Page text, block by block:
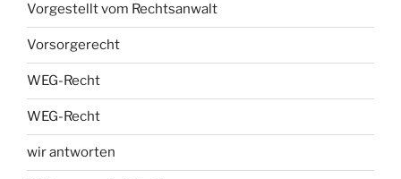
Vorgestellt vom Rechtsanwalt
Vorsorgerecht
WEG-Recht
WEG-Recht
wir antworten